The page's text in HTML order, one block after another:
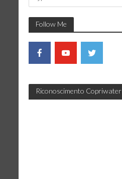
Follow Me
Riconoscimento Copriwater